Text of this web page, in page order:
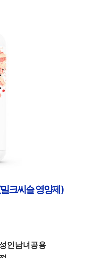
크씨슬 영양제)
인남녀공용